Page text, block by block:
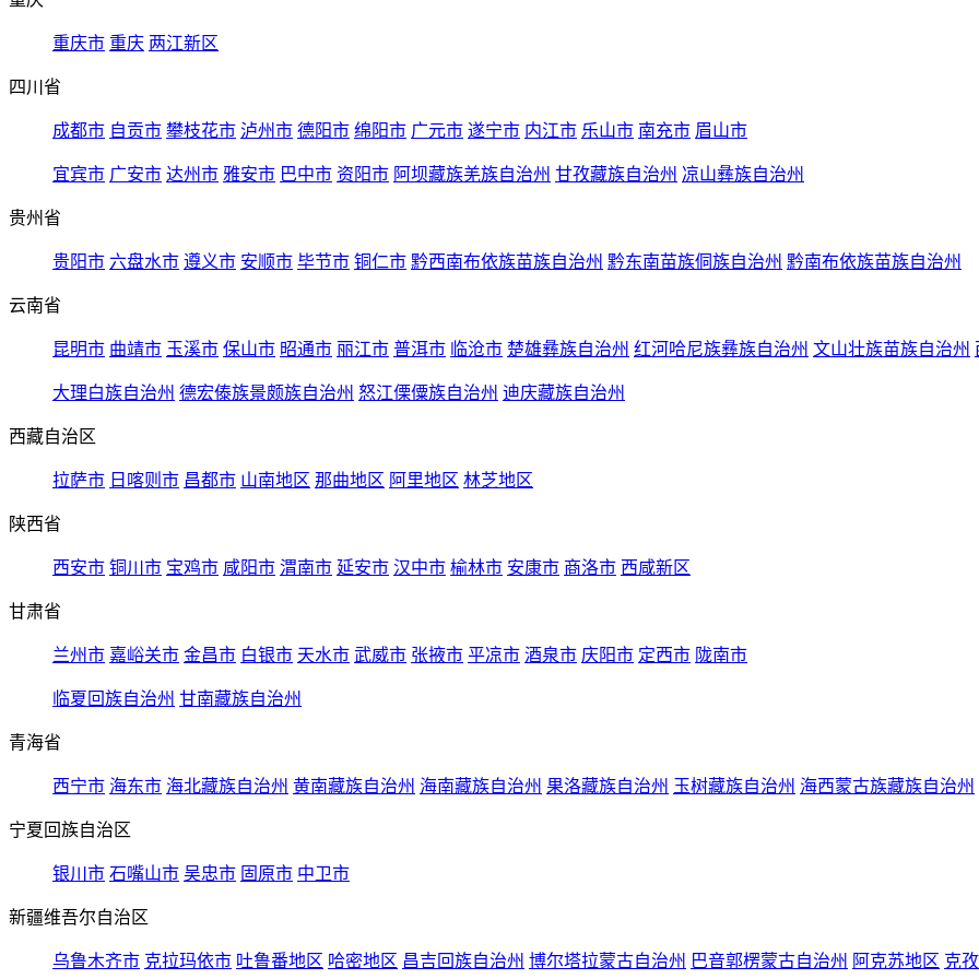
重庆市 重庆 两江新区
四川省
成都市 自贡市 攀枝花市 泸州市 德阳市 绵阳市 广元市 遂宁市 内江市 乐山市 南充市 眉山市
宜宾市 广安市 达州市 雅安市 巴中市 资阳市 阿坝藏族羌族自治州 甘孜藏族自治州 凉山彝族自治州
贵州省
贵阳市 六盘水市 遵义市 安顺市 毕节市 铜仁市 黔西南布依族苗族自治州 黔东南苗族侗族自治州 黔南布依族苗族自治州
云南省
昆明市 曲靖市 玉溪市 保山市 昭通市 丽江市 普洱市 临沧市 楚雄彝族自治州 红河哈尼族彝族自治州 文山壮族苗族自治州
大理白族自治州 德宏傣族景颇族自治州 怒江傈僳族自治州 迪庆藏族自治州
西藏自治区
拉萨市 日喀则市 昌都市 山南地区 那曲地区 阿里地区 林芝地区
陕西省
西安市 铜川市 宝鸡市 咸阳市 渭南市 延安市 汉中市 榆林市 安康市 商洛市 西咸新区
甘肃省
兰州市 嘉峪关市 金昌市 白银市 天水市 武威市 张掖市 平凉市 酒泉市 庆阳市 定西市 陇南市
临夏回族自治州 甘南藏族自治州
青海省
西宁市 海东市 海北藏族自治州 黄南藏族自治州 海南藏族自治州 果洛藏族自治州 玉树藏族自治州 海西蒙古族藏族自治州
宁夏回族自治区
银川市 石嘴山市 吴忠市 固原市 中卫市
新疆维吾尔自治区
乌鲁木齐市 克拉玛依市 吐鲁番地区 哈密地区 昌吉回族自治州 博尔塔拉蒙古自治州 巴音郭楞蒙古自治州 阿克苏地区 克